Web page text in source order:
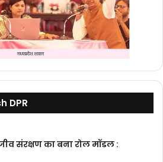
DPR
संरक्षण का बना रोल मॉडल :